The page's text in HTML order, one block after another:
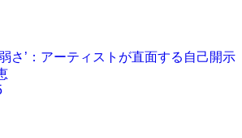
さ’：アーティストが直面する自己開示